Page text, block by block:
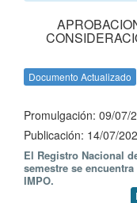
Documento Actualizado
Promulgación: 09/07/
Publicación: 14/07/
El Registro Nacional
semestre se
IMPO.